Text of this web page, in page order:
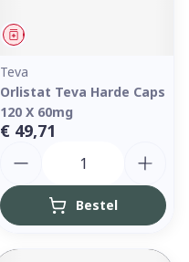
Geneesmiddel
Teva
Orlistat Teva Harde Caps
120 X 60mg
€ 49,71
Bestel